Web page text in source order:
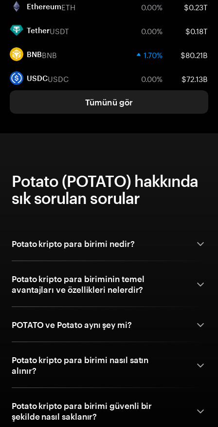
EthereumETH 0.00% $0.23T
TetherUSDT 0.00% $0.18T
BNBBNB 1.70% $80.21B
USDCUSDC 0.00% $72.13B
Tümünü gör
Potato (POTATO) hakkında
sık sorulan sorular
Potato kripto para birimi nedir?
Potato kripto para biriminin temel
avantajları ve özellikleri nelerdir?
POTATO ve Potato aynı şey mi?
Potato kripto para birimi nasıl satın
alınır?
Potato kripto para birimi güvenli bir
şekilde nasıl saklanır?